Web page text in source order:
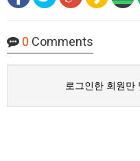
0 Comments
로그인한 회원만